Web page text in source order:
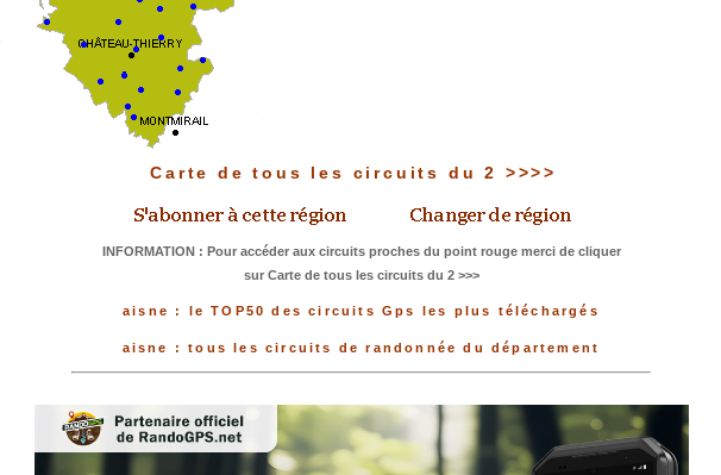
Carte de tous les circuits du 2 >>>>
INFORMATION : Pour accéder aux circuits proches du point rouge merci de cliquer
sur Carte de tous les circuits du 2 >>>
aisne : le TOP50 des circuits Gps les plus téléchargés
aisne : tous les circuits de randonnée du département